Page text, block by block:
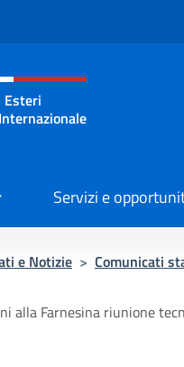
e menù
Servizi e
e Notizie > Comunicati
alla Farnesina riunione